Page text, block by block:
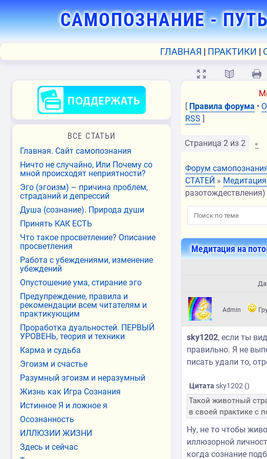
САМОПОЗНАНИЕ-
ГЛАВНАЯ ПРАКТИКИ
💻 📖
🖨
[ Правила форума •
RSS ]
Страница 2 из 2 «
Форум
СТАТЕЙ »
разотождествления)
Медитация на
Admin
sky1202, если ты
правильно. Я не
писать удали то,
Цитата sky1202 ()
Такой животный
в своей практике с
Ну, не то чтобы
иллюзорной
когда сознание
ВСЕ СТАТЬИ
Главная. Сайт самопознания
Ничто не случайно, Или Почему со
мной происходят неприятности?
Эго (эгоизм) – причина проблем,
страданий и депрессий
Душа (сознание). Природа души
Принять КАК ЕСТЬ
Что такое просветление? Описание
просветления
Работа с убеждениями, изменение
убеждений
Опустошение ума, стирание эго
Предупреждение, правила и
рекомендации всем читателям и
практикующим
Проработка дуальностей. ПЕРВЫЙ
УРОВЕНЬ, теория и техники
Карма и судьба
Эгоизм и счастье
Разумный эгоизм и неразумный
Жизнь как Игра Сознания
Истинное Я и ложное я
Осознанность
ИЛЛЮЗИИ ЖИЗНИ
Здесь и сейчас